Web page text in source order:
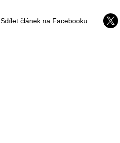
Sdílet článek na Facebooku